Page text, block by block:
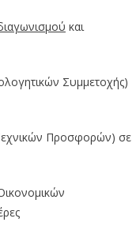
και
Συμμετοχής)
Προσφορών) σε